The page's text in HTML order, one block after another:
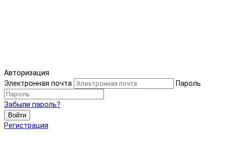
Авторизация
Электронная почта
Пароль
Забыли пароль?
Войти
Регистрация